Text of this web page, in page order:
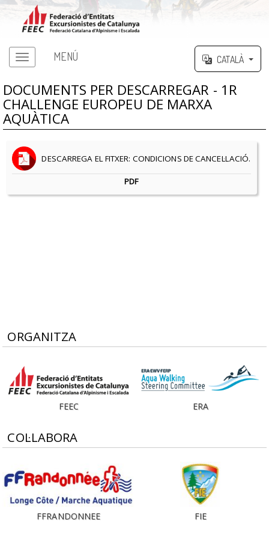
MENÚ CATALÀ
DOCUMENTS PER DESCARREGAR - 1R
CHALLENGE EUROPEU DE MARXA
AQUÀTICA
DESCARREGA EL FITXER: CONDICIONS DE CANCEL·LACIÓ.
PDF
ORGANITZA
FEEC ERA
COL·LABORA
FFRANDONNEE FIE